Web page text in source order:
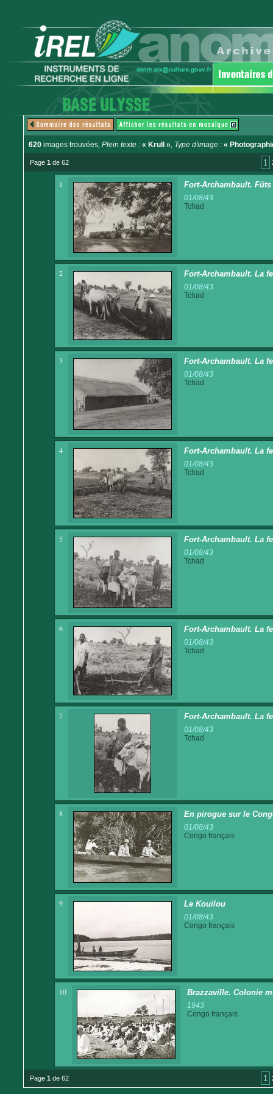
620 images trouvées, Plein texte : « Krull », Type d'image : «
Page 1 de 62 1
1 Fort-Archambault. Fûts
01/08/43
Tchad
2 Fort-Archambault. La
01/08/43
Tchad
3 Fort-Archambault. La
01/08/43
Tchad
4 Fort-Archambault. La
01/08/43
Tchad
5 Fort-Archambault. La
01/08/43
Tchad
6 Fort-Archambault. La
01/08/43
Tchad
7 Fort-Archambault. La
01/08/43
Tchad
8 En pirogue sur le
01/08/43
Congo français
9 Le Kouilou
01/08/43
Congo français
10 Brazzaville. Colonie
1943
Congo français
Page 1 de 62 1